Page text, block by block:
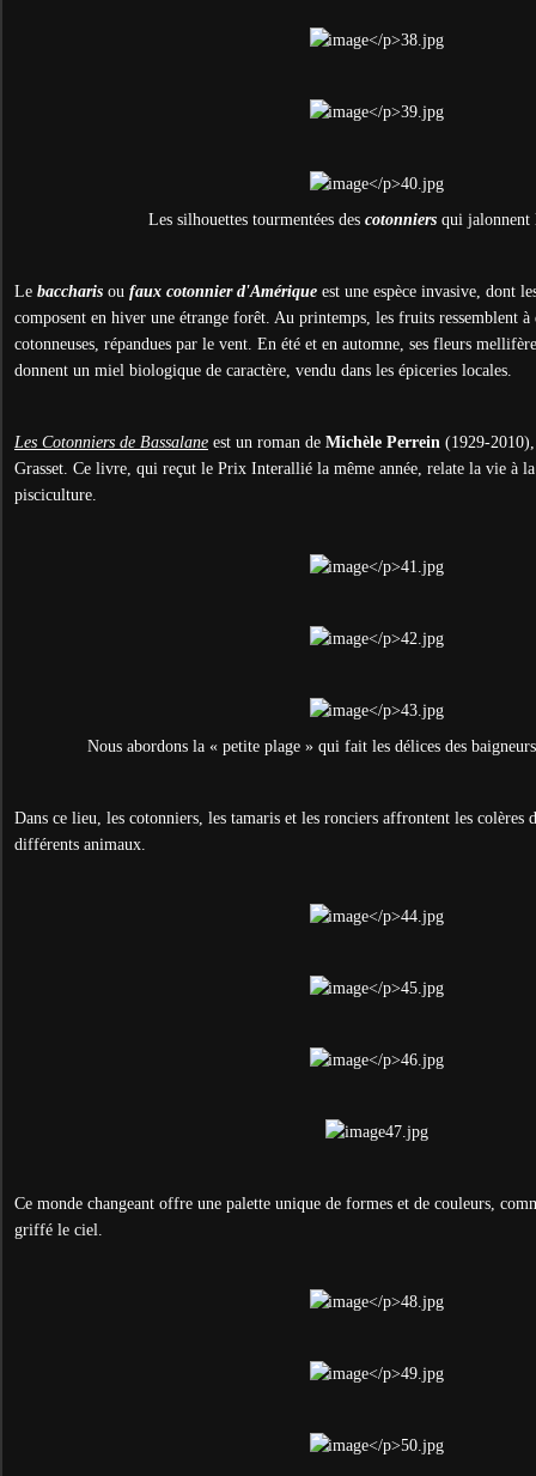
Les silhouettes tourmentées des cotonniers qui jalonnent
Le baccharis ou faux cotonnier d'Amérique est une espèce invasive, dont
composent en hiver une étrange forêt. Au printemps, les fruits ressemblent à
cotonneuses, répandues par le vent. En été et en automne, ses fleurs
donnent un miel biologique de caractère, vendu dans les épiceries locales.
Les Cotonniers de Bassalane est un roman de Michèle Perrein (1929-
Grasset. Ce livre, qui reçut le Prix Interallié la même année, relate la vie à
pisciculture.
Nous abordons la « petite plage » qui fait les délices des
Dans ce lieu, les cotonniers, les tamaris et les ronciers affrontent les colères
différents animaux.
Ce monde changeant offre une palette unique de formes et de couleurs,
griffé le ciel.